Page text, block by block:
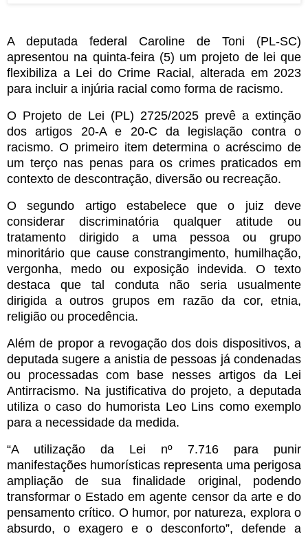
A deputada federal Caroline de Toni (PL-SC)
apresentou na quinta-feira (5) um projeto de lei que
flexibiliza a Lei do Crime Racial, alterada em 2023
para incluir a injúria racial como forma de racismo.
O Projeto de Lei (PL) 2725/2025 prevê a extinção
dos artigos 20-A e 20-C da legislação contra o
racismo. O primeiro item determina o acréscimo de
um terço nas penas para os crimes praticados em
contexto de descontração, diversão ou recreação.
O segundo artigo estabelece que o juiz deve
considerar discriminatória qualquer atitude ou
tratamento dirigido a uma pessoa ou grupo
minoritário que cause constrangimento, humilhação,
vergonha, medo ou exposição indevida. O texto
destaca que tal conduta não seria usualmente
dirigida a outros grupos em razão da cor, etnia,
religião ou procedência.
Além de propor a revogação dos dois dispositivos, a
deputada sugere a anistia de pessoas já condenadas
ou processadas com base nesses artigos da Lei
Antirracismo. Na justificativa do projeto, a deputada
utiliza o caso do humorista Leo Lins como exemplo
para a necessidade da medida.
“A utilização da Lei nº 7.716 para punir
manifestações humorísticas representa uma perigosa
ampliação de sua finalidade original, podendo
transformar o Estado em agente censor da arte e do
pensamento crítico. O humor, por natureza, explora o
absurdo, o exagero e o desconforto”, defende a